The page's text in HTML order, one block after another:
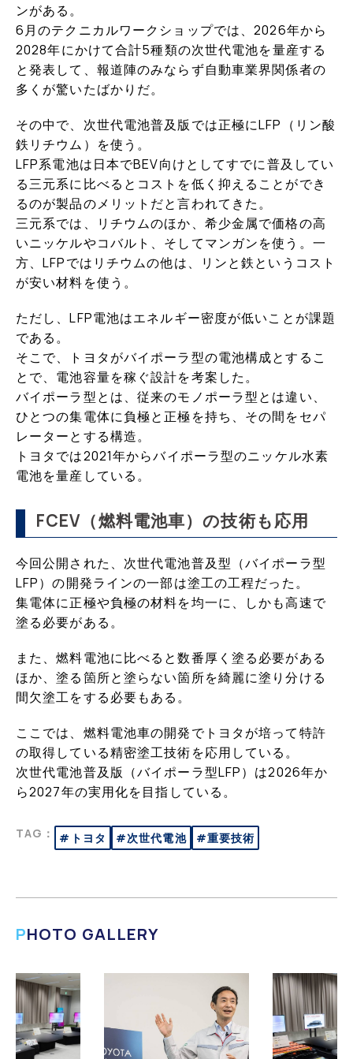
ンがある。
6月のテクニカルワークショップでは、2026年から
2028年にかけて合計5種類の次世代電池を量産する
と発表して、報道陣のみならず自動車業界関係者の
多くが驚いたばかりだ。
その中で、次世代電池普及版では正極にLFP（リン酸
鉄リチウム）を使う。
LFP系電池は日本でBEV向けとしてすでに普及してい
る三元系に比べるとコストを低く抑えることができ
るのが製品のメリットだと言われてきた。
三元系では、リチウムのほか、希少金属で価格の高
いニッケルやコバルト、そしてマンガンを使う。一
方、LFPではリチウムの他は、リンと鉄というコスト
が安い材料を使う。
ただし、LFP電池はエネルギー密度が低いことが課題
である。
そこで、トヨタがバイポーラ型の電池構成とするこ
とで、電池容量を稼ぐ設計を考案した。
バイポーラ型とは、従来のモノポーラ型とは違い、
ひとつの集電体に負極と正極を持ち、その間をセパ
レーターとする構造。
トヨタでは2021年からバイポーラ型のニッケル水素
電池を量産している。
FCEV（燃料電池車）の技術も応用
今回公開された、次世代電池普及型（バイポーラ型
LFP）の開発ラインの一部は塗工の工程だった。
集電体に正極や負極の材料を均一に、しかも高速で
塗る必要がある。
また、燃料電池に比べると数番厚く塗る必要がある
ほか、塗る箇所と塗らない箇所を綺麗に塗り分ける
間欠塗工をする必要もある。
ここでは、燃料電池車の開発でトヨタが培って特許
の取得している精密塗工技術を応用している。
次世代電池普及版（バイポーラ型LFP）は2026年か
ら2027年の実用化を目指している。
TAG： #トヨタ #次世代電池 #重要技術
PHOTO GALLERY